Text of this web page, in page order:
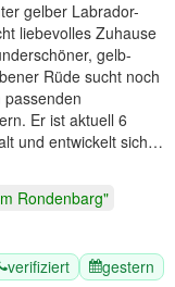
gelber Labrador-
liebevolles Zuhause
gelb-
Rüde sucht noch
passenden
Er ist aktuell 6
und entwickelt sich…
Rondenbarg"
verifiziert gestern